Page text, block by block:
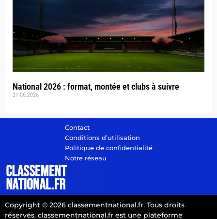
National 2026 : format, montée et clubs à suivre
21.06.2026
Contact
Conditions d’utilisation
Politique de confidentialité
Notre réseau
Copyright © 2026 classementnational.fr. Tous droits
réservés. classementnational.fr est une plateforme